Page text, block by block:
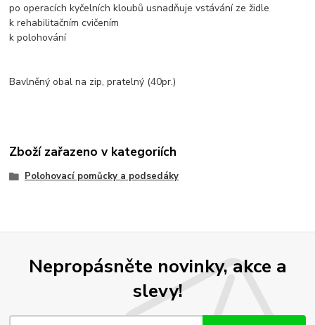
po operacích kyčelních kloubů usnadňuje vstávání ze židle
k rehabilitačním cvičením
k polohování
Bavlněný obal na zip, pratelný (40pr.)
Zboží zařazeno v kategoriích
Polohovací pomůcky a podsedáky
Nepropásněte novinky, akce a
slevy!